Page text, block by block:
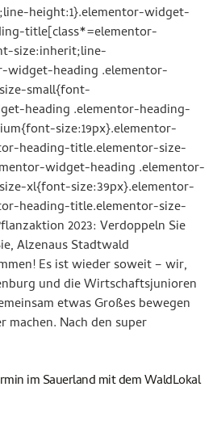
height:1}.elementor-widget-
title[class*=elementor-
size:inherit;line-
widget-heading .elementor-
small{font-
heading .elementor-heading-
size:19px}.elementor-
heading-title.elementor-size-
widget-heading .elementor-
xl{font-size:39px}.elementor-
heading-title.elementor-size-
2023: Verdoppeln Sie
Alzenaus Stadtwald
Es ist wieder soweit – wir,
und die Wirtschaftsjunioren
etwas Großes bewegen
machen. Nach den super
im Sauerland mit dem WaldLokal